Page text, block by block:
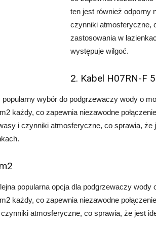
ten jest również odporny
czynniki atmosferyczne,
zastosowania w
występuje wilgoć.
2. Kabel H07RN-F
wybór do podgrzewaczy wody o
każdy, co zapewnia niezawodne
i czynniki atmosferyczne, co sprawia, że
popularna opcja dla podgrzewaczy wody
każdy, co zapewnia niezawodne
atmosferyczne, co sprawia, że jest